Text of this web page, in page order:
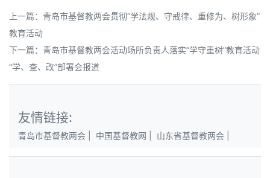
上一篇： 青岛市基督教两会贯彻“学法规、守戒律、重修为、树形象”
教育活动
下一篇： 青岛市基督教两会活动场所负责人落实“学守重树”教育活动
“学、查、改”部署会报道
友情链接:
青岛市基督教两会 中国基督教网 山东省基督教两会